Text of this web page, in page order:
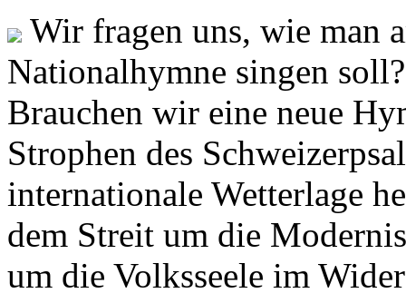
Wir fragen uns, wie man
Nationalhymne singen
Brauchen wir eine neue
Strophen des
internationale Wetterlage
dem Streit um die
um die Volksseele im